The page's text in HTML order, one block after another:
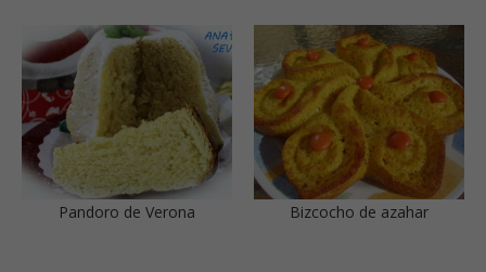
Pandoro de Verona Bizcocho de azahar